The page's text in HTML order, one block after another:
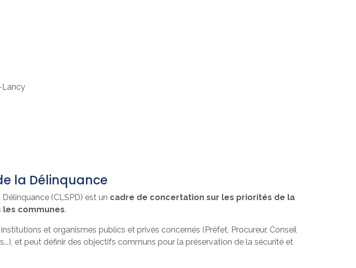
Lancy
la Délinquance
(CLSPD) est un cadre de concertation sur les priorités de la
communes.
et organismes publics et privés concernés (Préfet, Procureur, Conseil
et peut définir des objectifs communs pour la préservation de la sécurité et